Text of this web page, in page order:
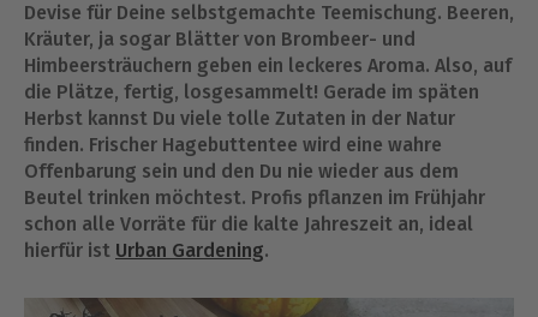
Devise für Deine selbstgemachte Teemischung. Beeren,
Kräuter, ja sogar Blätter von Brombeer- und
Himbeersträuchern geben ein leckeres Aroma. Also, auf
die Plätze, fertig, losgesammelt! Gerade im späten
Herbst kannst Du viele tolle Zutaten in der Natur
finden. Frischer Hagebuttentee wird eine wahre
Offenbarung sein und den Du nie wieder aus dem
Beutel trinken möchtest. Profis pflanzen im Frühjahr
schon alle Vorräte für die kalte Jahreszeit an, ideal
hierfür ist Urban Gardening.